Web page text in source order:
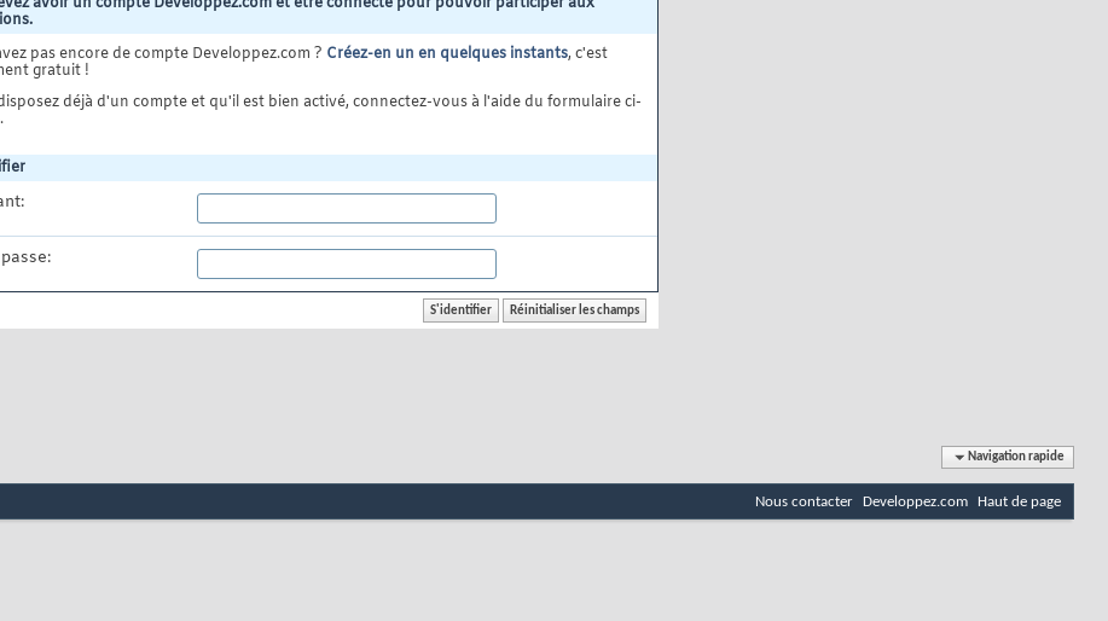
pas encore de compte Developpez.com ? Créez-en un en quelques instants, c'est
gratuit !
déjà d'un compte et qu'il est bien activé, connectez-vous à l'aide du formulaire ci-
Navigation rapide
Nous contacter Developpez.com Haut de page